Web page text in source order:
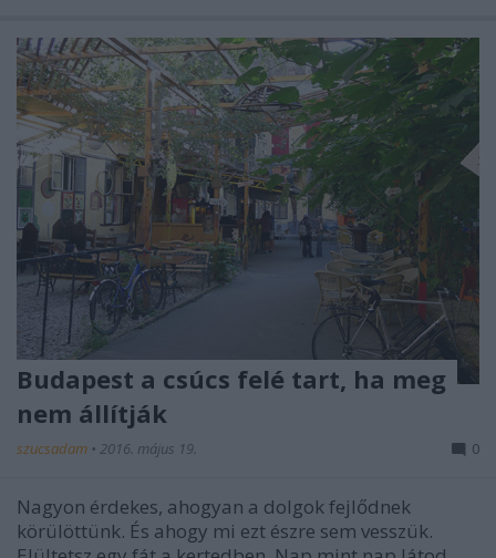
Budapest a csúcs felé tart, ha meg
nem állítják
szucsadam • 2016. május 19. 0
Nagyon érdekes, ahogyan a dolgok fejlődnek
körülöttünk. És ahogy mi ezt észre sem vesszük.